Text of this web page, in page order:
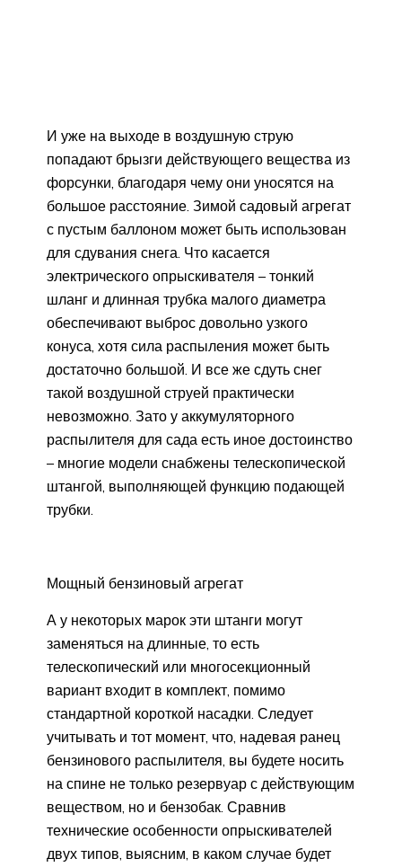
И уже на выходе в воздушную струю
попадают брызги действующего вещества из
форсунки, благодаря чему они уносятся на
большое расстояние. Зимой садовый агрегат
с пустым баллоном может быть использован
для сдувания снега. Что касается
электрического опрыскивателя – тонкий
шланг и длинная трубка малого диаметра
обеспечивают выброс довольно узкого
конуса, хотя сила распыления может быть
достаточно большой. И все же сдуть снег
такой воздушной струей практически
невозможно. Зато у аккумуляторного
распылителя для сада есть иное достоинство
– многие модели снабжены телескопической
штангой, выполняющей функцию подающей
трубки.
Мощный бензиновый агрегат
А у некоторых марок эти штанги могут
заменяться на длинные, то есть
телескопический или многосекционный
вариант входит в комплект, помимо
стандартной короткой насадки. Следует
учитывать и тот момент, что, надевая ранец
бензинового распылителя, вы будете носить
на спине не только резервуар с действующим
веществом, но и бензобак. Сравнив
технические особенности опрыскивателей
двух типов, выясним, в каком случае будет